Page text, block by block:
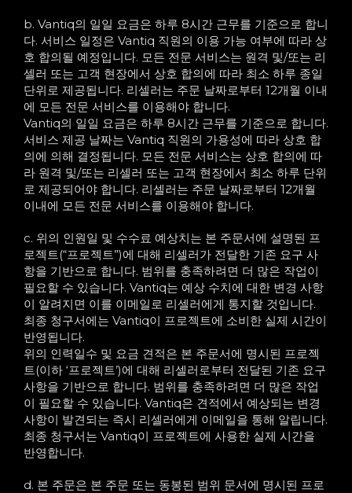
b. Vantiq의 일일 요금은 하루 8시간 근무를 기준으로 합니
다. 서비스 일정은 Vantiq 직원의 이용 가능 여부에 따라 상
호 합의될 예정입니다. 모든 전문 서비스는 원격 및/또는 리
셀러 또는 고객 현장에서 상호 합의에 따라 최소 하루 종일
단위로 제공됩니다. 리셀러는 주문 날짜로부터 12개월 이내
에 모든 전문 서비스를 이용해야 합니다.
Vantiq의 일일 요금은 하루 8시간 근무를 기준으로 합니다.
서비스 제공 날짜는 Vantiq 직원의 가용성에 따라 상호 합
의에 의해 결정됩니다. 모든 전문 서비스는 상호 합의에 따
라 원격 및/또는 리셀러 또는 고객 현장에서 최소 하루 단위
로 제공되어야 합니다. 리셀러는 주문 날짜로부터 12개월
이내에 모든 전문 서비스를 이용해야 합니다.
c. 위의 인원일 및 수수료 예상치는 본 주문서에 설명된 프
로젝트(“프로젝트”)에 대해 리셀러가 전달한 기존 요구 사
항을 기반으로 합니다. 범위를 충족하려면 더 많은 작업이
필요할 수 있습니다. Vantiq는 예상 수치에 대한 변경 사항
이 알려지면 이를 이메일로 리셀러에게 통지할 것입니다.
최종 청구서에는 Vantiq이 프로젝트에 소비한 실제 시간이
반영됩니다.
위의 인력일수 및 요금 견적은 본 주문서에 명시된 프로젝
트(이하 ‘프로젝트’)에 대해 리셀러로부터 전달된 기존 요구
사항을 기반으로 합니다. 범위를 충족하려면 더 많은 작업
이 필요할 수 있습니다. Vantiq은 견적에서 예상되는 변경
사항이 발견되는 즉시 리셀러에게 이메일을 통해 알립니다.
최종 청구서는 Vantiq이 프로젝트에 사용한 실제 시간을
반영합니다.
d. 본 주문은 본 주문 또는 동봉된 범위 문서에 명시된 프로